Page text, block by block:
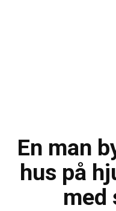
En man
hus på
med